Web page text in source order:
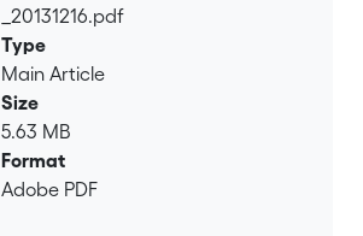
_20131216.pdf
Type
Main Article
Size
5.63 MB
Format
Adobe PDF